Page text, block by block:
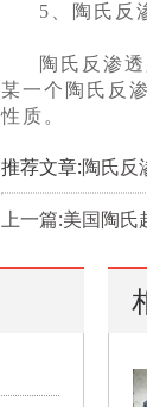
5、陶氏反
陶氏反渗
某一个陶氏反
性质。
推荐文章:陶氏反
上一篇:美国陶氏